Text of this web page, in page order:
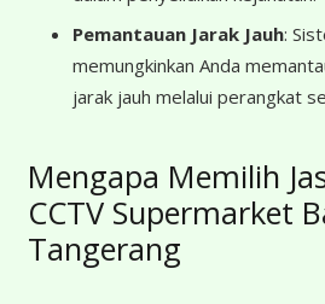
Pemantauan Jarak Jauh:
memungkinkan Anda
jarak jauh melalui perangkat
Mengapa Memilih
CCTV Supermarket
Tangerang